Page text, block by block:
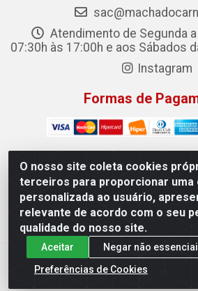
O nosso site coleta cookies
terceiros para proporcionar uma
personalizada ao usuário,
relevante de acordo com o seu
qualidade do nosso site.
Aceitar
Negar não
Preferências de Cookies
Atendimento de Segunda
07:30h às 17:00h e aos Sábados
Instagram
Formas de
Machado Carnes Distribuidora de
Logradouro: Avenida Candido Aleixo,
- CEP 64.500-000 -